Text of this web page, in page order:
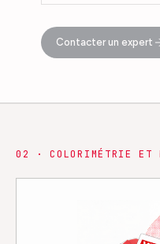
Contacter un expert
0 2 ·COLORIMÉTRIE